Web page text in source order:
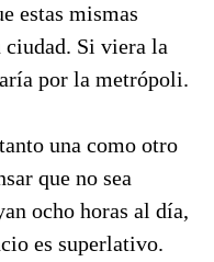
estas mismas
ciudad. Si viera la
por la metrópoli.
una como otro
que no sea
ocho horas al día,
es superlativo.